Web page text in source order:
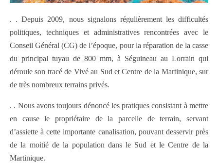
. . Depuis 2009, nous signalons régulièrement les difficultés
politiques, techniques et administratives rencontrées avec le
Conseil Général (CG) de l’époque, pour la réparation de la casse
du principal tuyau de 800 mm, à Séguineau au Lorrain qui
déroule son tracé de Vivé au Sud et Centre de la Martinique, sur
de très nombreux terrains privés.
. . Nous avons toujours dénoncé les pratiques consistant à mettre
en cause le propriétaire de la parcelle de terrain, servant
d’assiette à cette importante canalisation, pouvant desservir près
de la moitié de la population dans le Sud et le Centre de la
Martinique.